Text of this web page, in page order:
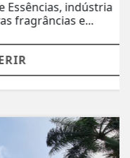
indústria
e...